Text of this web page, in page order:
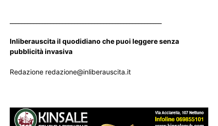
Inliberauscita il quodidiano che puoi leggere senza
pubblicità invasiva
Redazione redazione@inliberauscita.it